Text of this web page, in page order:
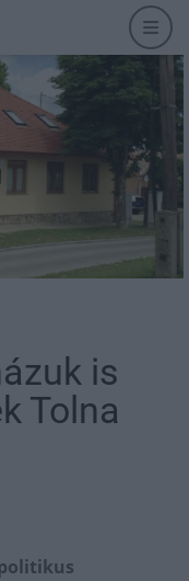
is
Tolna